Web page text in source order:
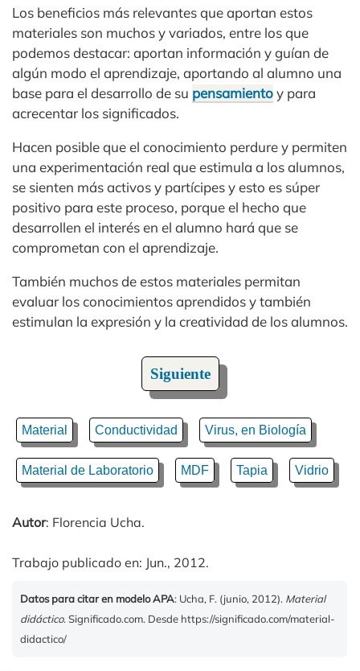
Los beneficios más relevantes que aportan estos
materiales son muchos y variados, entre los que
podemos destacar: aportan información y guían de
algún modo el aprendizaje, aportando al alumno una
base para el desarrollo de su pensamientoy para
acrecentar los significados.
Hacen posible que el conocimiento perdure y permiten
una experimentación real que estimula a los alumnos,
se sienten más activos y partícipes y esto es súper
positivo para este proceso, porque el hecho que
desarrollen el interés en el alumno hará que se
comprometan con el aprendizaje.
También muchos de estos materiales permitan
evaluar los conocimientos aprendidos y también
estimulan la expresión y la creatividad de los alumnos.
Siguiente
Material Conductividad Virus, en Biología
Material de Laboratorio MDF Tapia Vidrio
Autor: Florencia Ucha.
Trabajo publicado en: Jun., 2012.
Datos para citar en modelo APA: Ucha, F. (junio, 2012). Material
didáctico. Significado.com. Desde https://significado.com/material-
didactico/